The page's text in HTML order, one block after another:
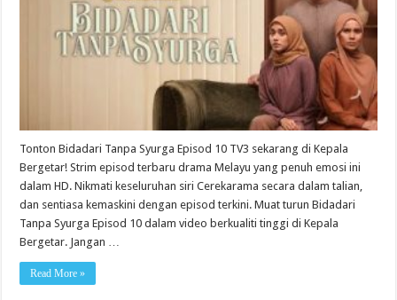
Tonton Bidadari Tanpa Syurga Episod 10 TV3 sekarang di Kepala
Bergetar! Strim episod terbaru drama Melayu yang penuh emosi ini
dalam HD. Nikmati keseluruhan siri Cerekarama secara dalam talian,
dan sentiasa kemaskini dengan episod terkini. Muat turun Bidadari
Tanpa Syurga Episod 10 dalam video berkualiti tinggi di Kepala
Bergetar. Jangan …
Read More »